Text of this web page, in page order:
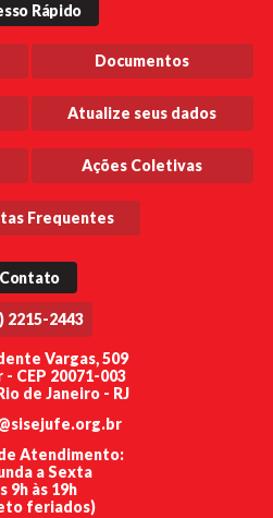
Rápido
Documentos
Atualize seus dados
Ações Coletivas
Frequentes
Contato
2215-2443
Vargas, 509
- CEP 20071-003
de Janeiro - RJ
Atendimento:
a Sexta
9h às 19h
feriados)